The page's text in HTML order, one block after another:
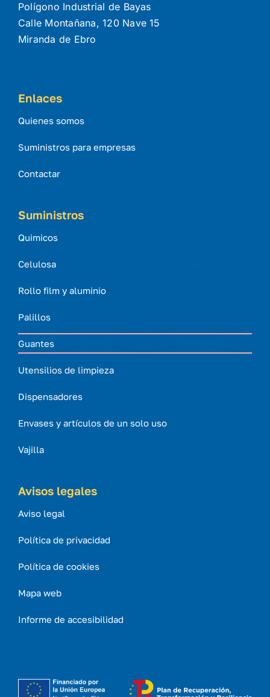
Polígono Industrial de Bayas
Calle Montañana, 120 Nave 15
Miranda de Ebro
Enlaces
Quienes somos
Suministros para empresas
Contactar
Suministros
Quimicos
Celulosa
Rollo film y aluminio
Palillos
Guantes
Utensilios de limpieza
Dispensadores
Envases y artículos de un solo uso
Vajilla
Avisos legales
Aviso legal
Política de privacidad
Política de cookies
Mapa web
Informe de accesibilidad